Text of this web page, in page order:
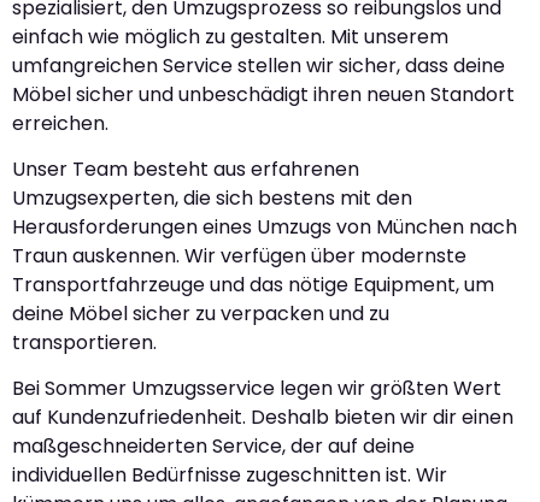
spezialisiert, den Umzugsprozess so reibungslos und
einfach wie möglich zu gestalten. Mit unserem
umfangreichen Service stellen wir sicher, dass deine
Möbel sicher und unbeschädigt ihren neuen Standort
erreichen.
Unser Team besteht aus erfahrenen
Umzugsexperten, die sich bestens mit den
Herausforderungen eines Umzugs von München nach
Traun auskennen. Wir verfügen über modernste
Transportfahrzeuge und das nötige Equipment, um
deine Möbel sicher zu verpacken und zu
transportieren.
Bei Sommer Umzugsservice legen wir größten Wert
auf Kundenzufriedenheit. Deshalb bieten wir dir einen
maßgeschneiderten Service, der auf deine
individuellen Bedürfnisse zugeschnitten ist. Wir